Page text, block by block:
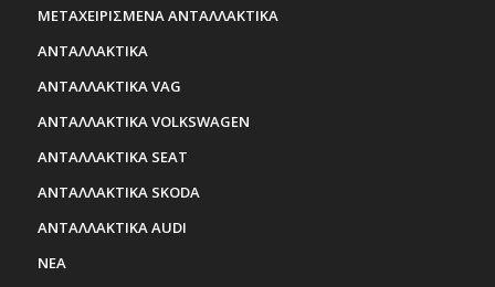
ΜΕΤΑΧΕΙΡΙΣΜΕΝΑ ΑΝΤΑΛΛΑΚΤΙΚΑ
ΑΝΤΑΛΛΑΚΤΙΚΑ
ΑΝΤΑΛΛΑΚΤΙΚΑ VAG
ΑΝΤΑΛΛΑΚΤΙΚΑ VOLKSWAGEN
ΑΝΤΑΛΛΑΚΤΙΚΑ SEAT
ΑΝΤΑΛΛΑΚΤΙΚΑ SKODA
ΑΝΤΑΛΛΑΚΤΙΚΑ AUDI
ΝΕΑ